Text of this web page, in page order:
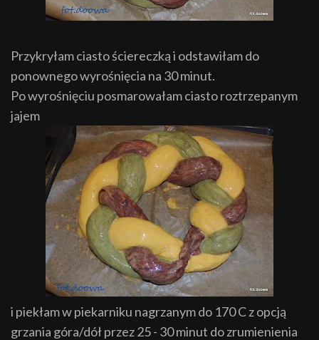
Przykryłam ciasto ściereczką i odstawiłam do
ponownego wyrośnięcia na 30 minut.
Po wyrośnięciu posmarowałam ciasto roztrzepanym
jajem
i piekłam w piekarniku nagrzanym do 170 C z opcją
grzania góra/dół przez 25 - 30 minut do zrumienienia